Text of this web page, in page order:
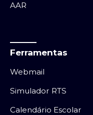
AAR
Ferramentas
Webmail
Simulador RTS
Calendário Escolar